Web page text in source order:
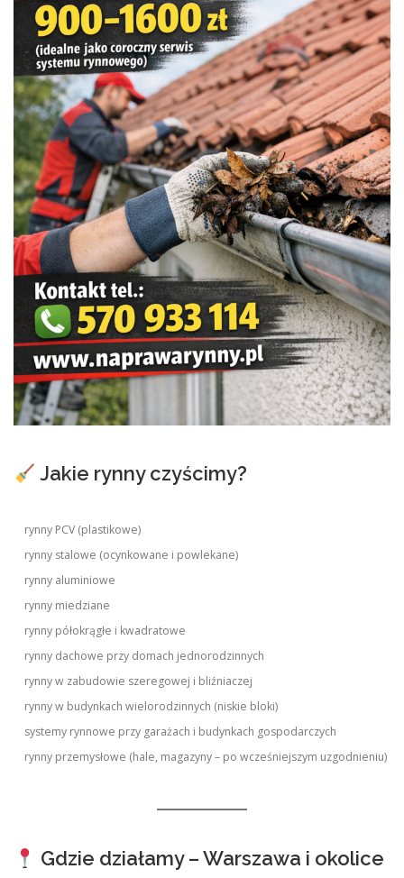
Jakie rynny czyścimy?
rynny PCV (plastikowe)
rynny stalowe (ocynkowane i powlekane)
rynny aluminiowe
rynny miedziane
rynny półokrągłe i kwadratowe
rynny dachowe przy domach jednorodzinnych
rynny w zabudowie szeregowej i bliźniaczej
rynny w budynkach wielorodzinnych (niskie bloki)
systemy rynnowe przy garażach i budynkach gospodarczych
rynny przemysłowe (hale, magazyny – po wcześniejszym uzgodnieniu)
Gdzie działamy – Warszawa i okolice